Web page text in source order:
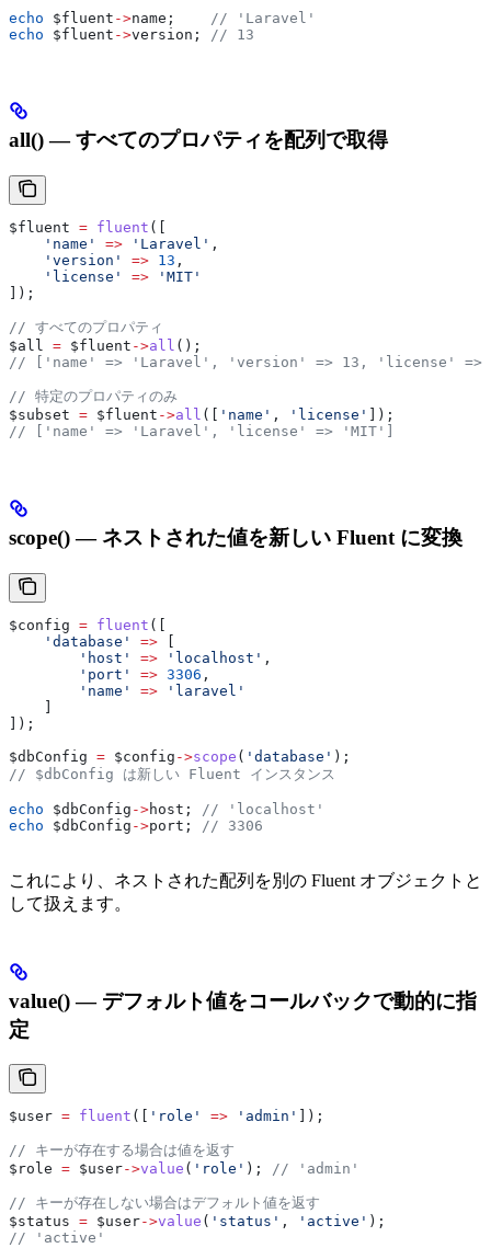
echo $fluent ->name ;
// 'Laravel'
echo $fluent ->version ; // 13
all() — すべてのプロパティを配列で取得
$fluent = fluent ([
    'name'
=> 'Laravel' ,
    'version'
=> 13 ,
    'license'
=> 'MIT'
]);
// すべてのプロパティ
$all = $fluent ->all ();
// ['name' => 'Laravel', 'version' => 13, 'license' =>
// 特定のプロパティのみ
$subset = $fluent ->all ([ 'name' , 'license'
]);
// ['name' => 'Laravel', 'license' => 'MIT']
scope() — ネストされた値を新しい Fluent に変換
$config = fluent ([
    'database'
=> [
        'host'
=> 'localhost' ,
        'port'
=> 3306 ,
        'name'
=> 'laravel'
    ]
]);
$dbConfig = $config ->scope ( 'database' );
// $dbConfig は新しい Fluent インスタンス
echo $dbConfig ->host ;
// 'localhost'
echo $dbConfig ->port ; // 3306
これにより、ネストされた配列を別の Fluent オブジェクトと
して扱えます。
value() — デフォルト値をコールバックで動的に指
定
$user = fluent ([ 'role' => 'admin' ]);
// キーが存在する場合は値を返す
$role = $user->value ( 'role' ); // 'admin'
// キーが存在しない場合はデフォルト値を返す
$status = $user->value ( 'status' , 'active' );
// 'active'